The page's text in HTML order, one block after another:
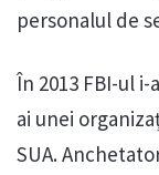
personalul de
În 2013 FBI-ul
ai unei
SUA.